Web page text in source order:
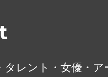
レント・女優・